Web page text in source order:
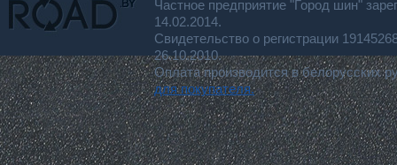
Частное предприятие "Город шин"
14.02.2014.
Свидетельство о регистрации
26.10.2010.
Оплата производится в белорусских
для покупателя.